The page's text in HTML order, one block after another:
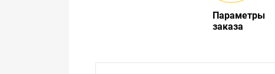
Параметры
заказа